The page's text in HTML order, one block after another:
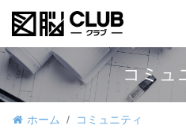
コミュ
ホーム
コミュニティ